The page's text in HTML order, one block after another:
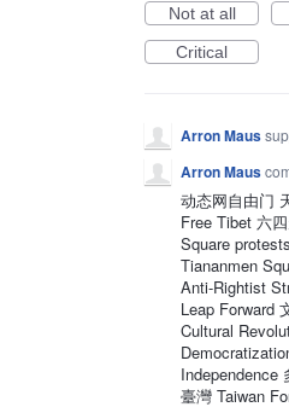
Not at all
Critical
Arron Maus
Arron Maus
动态网自由门
Free Tibet 六
Square
Tiananmen
Anti-Rightist
Leap Forward
Cultural
Independence
臺灣 Taiwan